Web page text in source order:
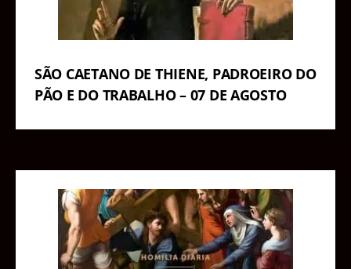
SÃO CAETANO DE THIENE, PADROEIRO DO
PÃO E DO TRABALHO – 07 DE AGOSTO